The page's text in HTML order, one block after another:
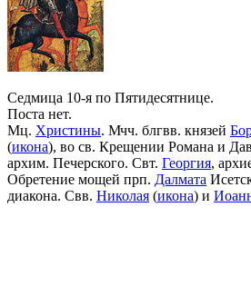
Седмица 10-я по Пятидесятнице.
Поста нет.
Мц. Христины. Мчч. блгвв. князей
(икона), во св. Крещении Романа и
архим. Печерского. Свт. Георгия,
Обретение мощей прп. Далмата
диакона. Свв. Николая (икона) и